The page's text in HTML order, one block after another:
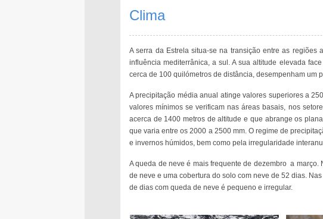
Clima
A serra da Estrela situa-se na transição entre as
influência mediterrânica, a sul. A sua altitude elevada
cerca de 100 quilómetros de distância, desempenham um
A precipitação média anual atinge valores superiores a
valores mínimos se verificam nas áreas basais, nos
acerca de 1400 metros de altitude e que abrange os
que varia entre os 2000 a 2500 mm. O regime de
e invernos húmidos, bem como pela irregularidade
A queda de neve é mais frequente de dezembro a
de neve e uma cobertura do solo com neve de 52 dias.
de dias com queda de neve é pequeno e irregular.